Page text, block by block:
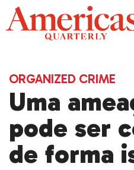
Skip
to
content
ORGANIZED CRIME
Uma
pode ser
de forma